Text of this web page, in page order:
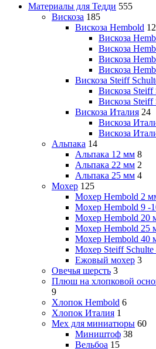
Материалы для Тедди 555
Вискоза 185
Вискоза Hembold
Вискоза
Вискоза
Вискоза
Вискоза
Вискоза Steiff
Вискоза
Вискоза
Вискоза Италия 24
Вискоза
Вискоза
Альпака 14
Альпака 12 мм 8
Альпака 22 мм 2
Альпака 25 мм 4
Мохер 125
Мохер Hembold 2
Мохер Hembold 9 -
Мохер Hembold 20
Мохер Hembold 25
Мохер Hembold 40
Мохер Steiff
Ежовый мохер 3
Овечья шерсть 3
Плюш на хлопковой
9
Хлопок Hembold 6
Хлопок Италия 1
Мех для миниатюры 60
Миништоф 38
Вельбоа 15